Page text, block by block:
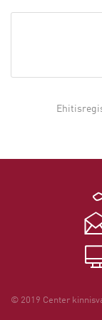
© 2019 Center